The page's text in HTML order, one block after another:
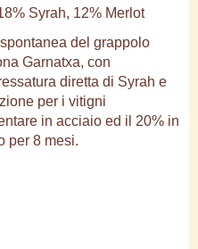
Syrah, 12% Merlot
del grappolo
Garnatxa, con
diretta di Syrah e
per i vitigni
in acciaio ed il 20% in
per 8 mesi.